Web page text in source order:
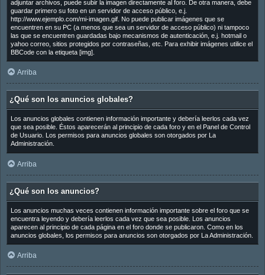
adjuntar archivos, puede subir la imagen directamente al foro. De otra manera, debe
guardar primero su foto en un servidor de acceso público, e.j.
http://www.ejemplo.com/mi-imagen.gif. No puede publicar imágenes que se
encuentren en su PC (a menos que sea un servidor de acceso público) ni tampoco
las que se encuentren guardadas bajo mecanismos de autenticación, e.j. hotmail o
yahoo correo, sitios protegidos por contraseñas, etc. Para exhibir imágenes utilice el
BBCode con la etiqueta [img].
Arriba
¿Qué son los anuncios globales?
Los anuncios globales contienen información importante y debería leerlos cada vez
que sea posible. Éstos aparecerán al principio de cada foro y en el Panel de Control
de Usuario. Los permisos para anuncios globales son otorgados por La
Administración.
Arriba
¿Qué son los anuncios?
Los anuncios muchas veces contienen información importante sobre el foro que se
encuentra leyendo y debería leerlos cada vez que sea posible. Los anuncios
aparecen al principio de cada página en el foro donde se publicaron. Como en los
anuncios globales, los permisos para anuncios son otorgados por La Administración.
Arriba